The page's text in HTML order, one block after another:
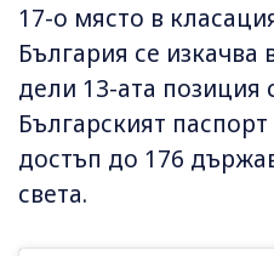
17-о място в
България се
дели 13-ата
Българският
достъп до 176
света.